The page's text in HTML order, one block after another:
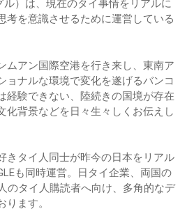
ル）は、現在のタイ事情をリアルに
考を意識させるために運営している
ムアン国際空港を行き来し、東南ア
ョナルな環境で変化を遂げるバンコ
経験できない、陸続きの国境が存在
化背景などを日々生々しくお伝えし
きタイ人同士が昨今の日本をリアル
も同時運営。日タイ企業、両国の
のタイ人購読者へ向け、多角的なデ
ます。